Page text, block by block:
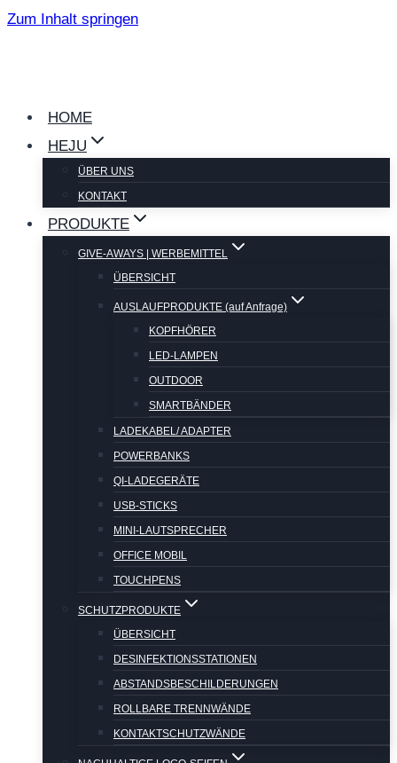
Zum Inhalt springen
HOME
HEJU
ÜBER UNS
KONTAKT
PRODUKTE
GIVE-AWAYS | WERBEMITTEL
ÜBERSICHT
AUSLAUFPRODUKTE (auf Anfrage)
KOPFHÖRER
LED-LAMPEN
OUTDOOR
SMARTBÄNDER
LADEKABEL/ ADAPTER
POWERBANKS
QI-LADEGERÄTE
USB-STICKS
MINI-LAUTSPRECHER
OFFICE MOBIL
TOUCHPENS
SCHUTZPRODUKTE
ÜBERSICHT
DESINFEKTIONSSTATIONEN
ABSTANDSBESCHILDERUNGEN
ROLLBARE TRENNWÄNDE
KONTAKTSCHUTZWÄNDE